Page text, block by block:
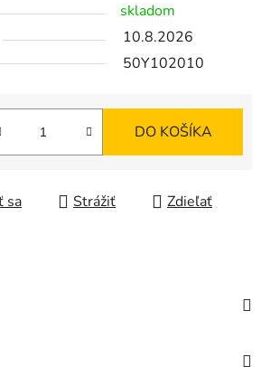
skladom
10.8.2026
50Y102010
DO KOŠÍKA
sa Strážiť Zdieľať